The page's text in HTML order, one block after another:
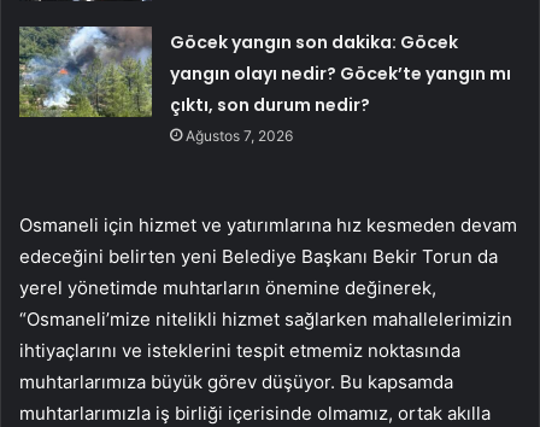
Göcek yangın son dakika: Göcek
yangın olayı nedir? Göcek’te yangın mı
çıktı, son durum nedir?
Ağustos 7, 2026
Osmaneli için hizmet ve yatırımlarına hız kesmeden devam
edeceğini belirten yeni Belediye Başkanı Bekir Torun da
yerel yönetimde muhtarların önemine değinerek,
“Osmaneli’mize nitelikli hizmet sağlarken mahallelerimizin
ihtiyaçlarını ve isteklerini tespit etmemiz noktasında
muhtarlarımıza büyük görev düşüyor. Bu kapsamda
muhtarlarımızla iş birliği içerisinde olmamız, ortak akılla